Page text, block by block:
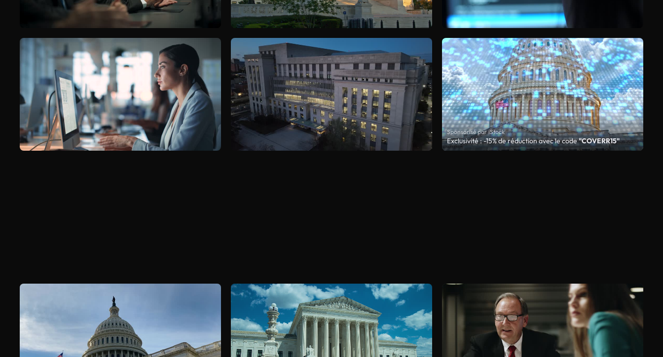
Sponsorisé par iStock
Exclusivité : -15% de réduction avec le code"COVERR15"